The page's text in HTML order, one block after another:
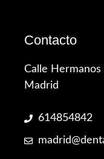
Contacto
Calle Hermanos
Madrid
614854842